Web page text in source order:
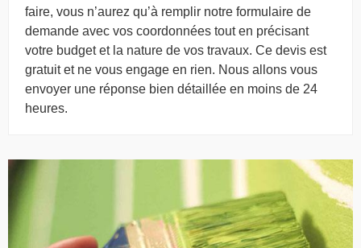
faire, vous n’aurez qu’à remplir notre formulaire de
demande avec vos coordonnées tout en précisant
votre budget et la nature de vos travaux. Ce devis est
gratuit et ne vous engage en rien. Nous allons vous
envoyer une réponse bien détaillée en moins de 24
heures.